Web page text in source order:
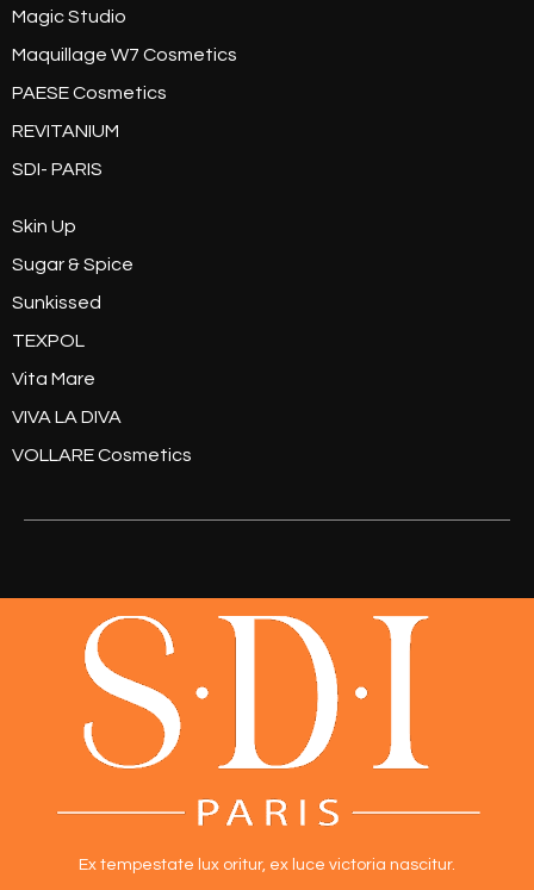
Magic Studio
Maquillage W7 Cosmetics
PAESE Cosmetics
REVITANIUM
SDI- PARIS
Skin Up
Sugar & Spice
Sunkissed
TEXPOL
Vita Mare
VIVA LA DIVA
VOLLARE Cosmetics
Ex tempestate lux oritur, ex luce victoria nascitur.